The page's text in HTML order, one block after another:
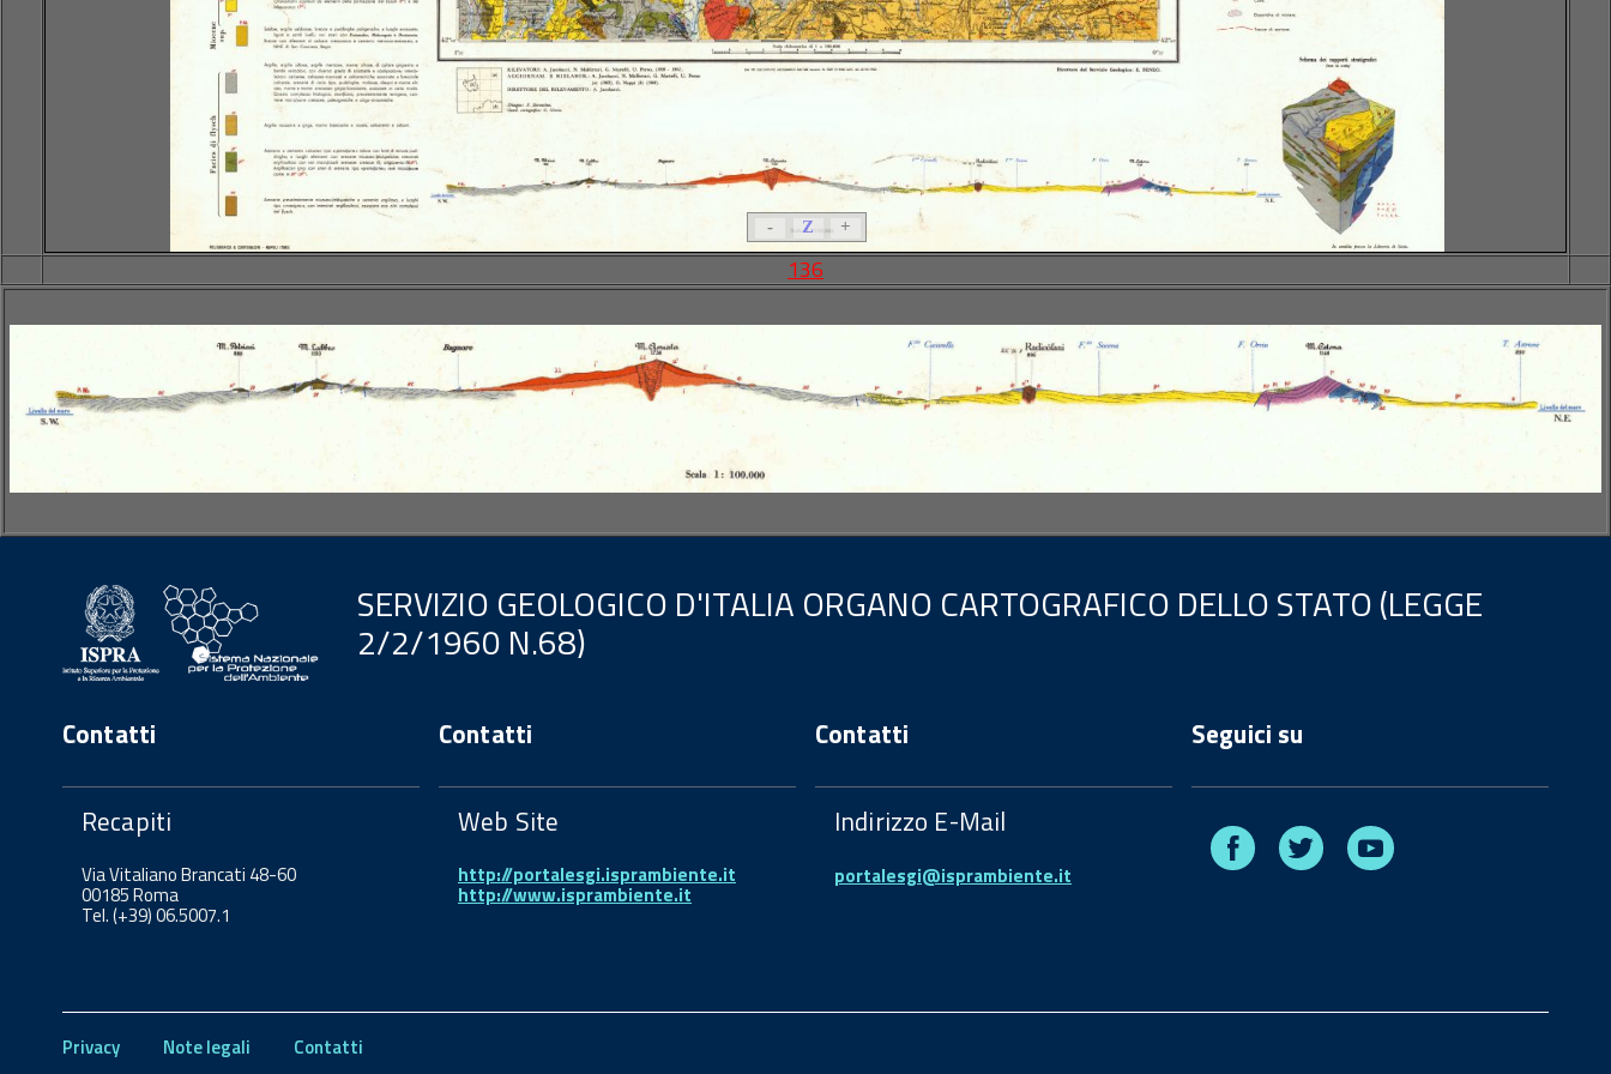
- Z +
136
SERVIZIO GEOLOGICO D'ITALIA ORGANO CARTOGRAFICO DELLO STATO (LEGGE
2/2/1960 N.68)
Contatti
Recapiti
Via Vitaliano Brancati 48-60
00185 Roma
Tel. (+39) 06.5007.1
Contatti
Web Site
http://portalesgi.isprambiente.it
http://www.isprambiente.it
Contatti
Indirizzo E-Mail
portalesgi@isprambiente.it
Seguici su
Facebook Twitter
Privacy Note legali Contatti